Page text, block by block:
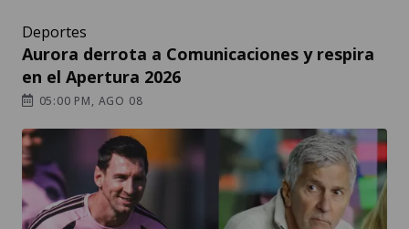
Deportes
Aurora derrota a Comunicaciones y respira
en el Apertura 2026
05:00 PM, AGO 08